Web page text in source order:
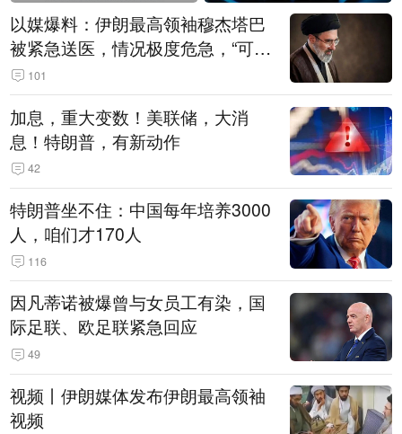
以媒爆料：伊朗最高领袖穆杰塔巴
被紧急送医，情况极度危急，“可能
随时会死去”
101
加息，重大变数！美联储，大消
息！特朗普，有新动作
42
特朗普坐不住：中国每年培养3000
人，咱们才170人
116
因凡蒂诺被爆曾与女员工有染，国
际足联、欧足联紧急回应
49
视频丨伊朗媒体发布伊朗最高领袖
视频